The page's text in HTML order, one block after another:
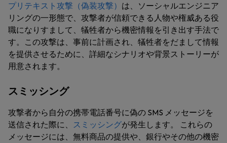
プリテキスト攻撃（偽装攻撃） は、ソーシャルエンジニア
リングの一形態で、攻撃者が信頼できる人物や権威ある役
職になりすまして、犠牲者から機密情報を引き出す手法で
す。この攻撃は、事前に計画され、犠牲者をだまして情報
を提供させるために、詳細なシナリオや背景ストーリーが
用意されます。
スミッシング
攻撃者から自分の携帯電話番号に偽の SMS メッセージを
送信された際に、 スミッシングが発生します。 これらの
メッセージには、無料商品の提供や、銀行やその他の機密